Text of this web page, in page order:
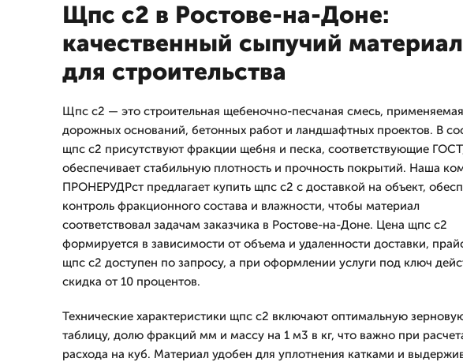
Щпс с2 в Ростове-на-Доне:
качественный сыпучий материал
для строительства
Щпс с2 — это строительная щебеночно-песчаная смесь,
дорожных оснований, бетонных работ и ландшафтных проектов. В
щпс с2 присутствуют фракции щебня и песка, соответствующие
обеспечивает стабильную плотность и прочность покрытий. Наша
ПРОНЕРУДРст предлагает купить щпс с2 с доставкой на объект,
контроль фракционного состава и влажности, чтобы материал
соответствовал задачам заказчика в Ростове-на-Доне. Цена щпс с2
формируется в зависимости от объема и удаленности доставки,
щпс с2 доступен по запросу, а при оформлении услуги под ключ
скидка от 10 процентов.
Технические характеристики щпс с2 включают оптимальную
таблицу, долю фракций мм и массу на 1 м3 в кг, что важно при
расхода на куб. Материал удобен для уплотнения катками и